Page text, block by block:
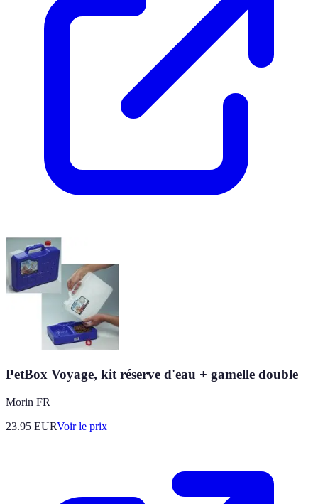
PetBox Voyage, kit réserve d'eau + gamelle double
Morin FR
23.95 EURVoir le prix